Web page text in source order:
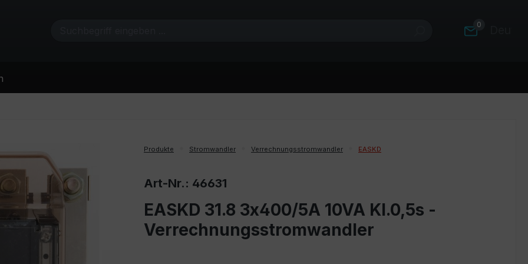
0
Produkte Stromwandler Verrechnungsstromwandler EASKD
Art-Nr.: 46631
EASKD 31.8 3x400/5A 10VA Kl.0,5s -
Verrechnungsstromwandler